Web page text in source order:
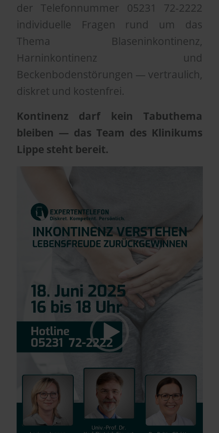
der Telefonnummer 05231 72-2222
individuelle Fragen rund um das
Thema Blaseninkontinenz,
Harninkontinenz und
Beckenbodenstörungen — vertraulich,
diskret und kostenfrei.
Kontinenz darf kein Tabuthema
bleiben — das Team des Klinikums
Lippe steht bereit.